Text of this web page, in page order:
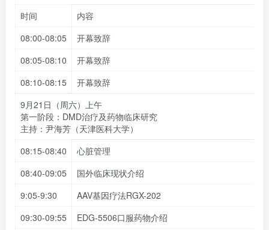
时间
内容
08:00-08:05
开幕致辞
08:05-08:10
开幕致辞
08:10-08:15
开幕致辞
9月21日（周六）上午
第一阶段：DMD治疗及药物临床研究
主持：尹海芳（天津医科大学）
08:15-08:40
心脏管理
08:40-09:05
国外临床现状介绍
9:05-9:30
AAV基因疗法RGX-202
09:30-09:55
EDG-5506口服药物介绍